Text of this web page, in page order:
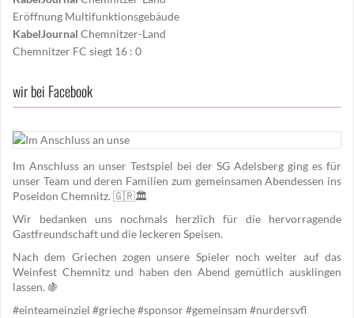
Eröffnung Multifunktionsgebäude
KabelJournal Chemnitzer-Land
Chemnitzer FC siegt 16 : 0
wir bei Facebook
Im Anschluss an unser Testspiel bei der SG Adelsberg ging es für
unser Team und deren Familien zum gemeinsamen Abendessen ins
Poseidon Chemnitz. 🇬🇷🏛️
Wir bedanken uns nochmals herzlich für die hervorragende
Gastfreundschaft und die leckeren Speisen.
Nach dem Griechen zogen unsere Spieler noch weiter auf das
Weinfest Chemnitz und haben den Abend gemütlich ausklingen
lassen. 🍇
#einteameinziel #grieche#sponsor#gemeinsam #nurdersvfl